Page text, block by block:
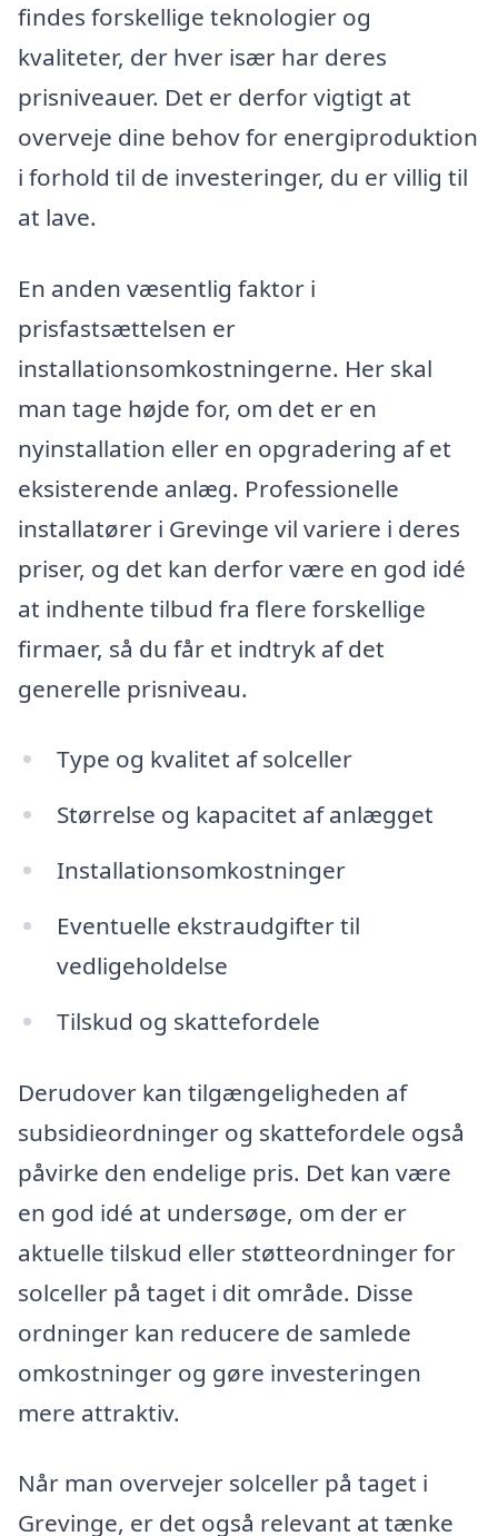
findes forskellige teknologier og
kvaliteter, der hver især har deres
prisniveauer. Det er derfor vigtigt at
overveje dine behov for energiproduktion
i forhold til de investeringer, du er villig til
at lave.
En anden væsentlig faktor i
prisfastsættelsen er
installationsomkostningerne. Her skal
man tage højde for, om det er en
nyinstallation eller en opgradering af et
eksisterende anlæg. Professionelle
installatører i Grevinge vil variere i deres
priser, og det kan derfor være en god idé
at indhente tilbud fra flere forskellige
firmaer, så du får et indtryk af det
generelle prisniveau.
Type og kvalitet af solceller
Størrelse og kapacitet af anlægget
Installationsomkostninger
Eventuelle ekstraudgifter til
vedligeholdelse
Tilskud og skattefordele
Derudover kan tilgængeligheden af
subsidieordninger og skattefordele også
påvirke den endelige pris. Det kan være
en god idé at undersøge, om der er
aktuelle tilskud eller støtteordninger for
solceller på taget i dit område. Disse
ordninger kan reducere de samlede
omkostninger og gøre investeringen
mere attraktiv.
Når man overvejer solceller på taget i
Grevinge, er det også relevant at tænke